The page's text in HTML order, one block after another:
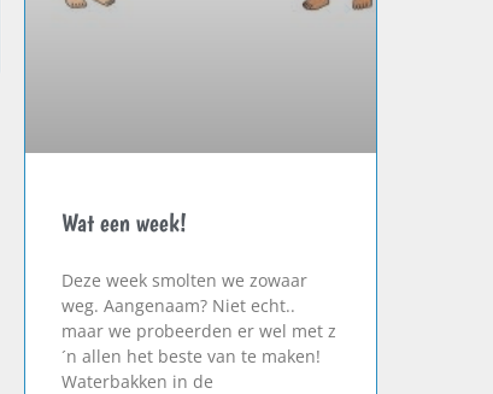
Wat een week!
Deze week smolten we zowaar
weg. Aangenaam? Niet echt..
maar we probeerden er wel met z
´n allen het beste van te maken!
Waterbakken in de